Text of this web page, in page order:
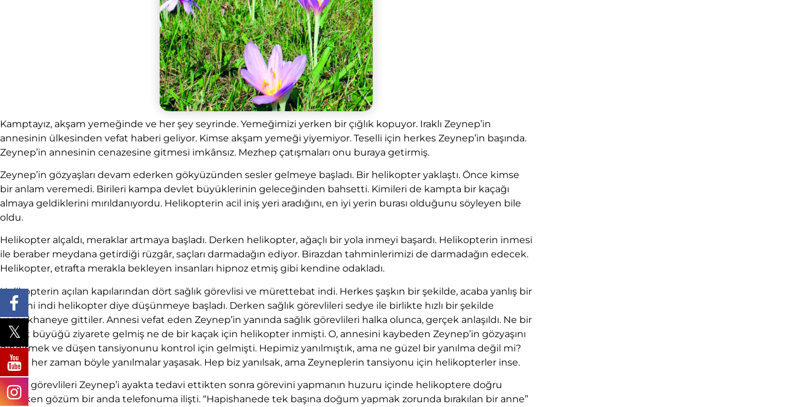
Kamptayız, akşam yemeğinde ve her şey seyrinde. Yemeğimizi yerken bir çığlık kopuyor. Iraklı Zeynep’in
annesinin ülkesinden vefat haberi geliyor. Kimse akşam yemeği yiyemiyor. Teselli için herkes Zeynep’in başında.
Zeynep’in annesinin cenazesine gitmesi imkânsız. Mezhep çatışmaları onu buraya getirmiş.
Zeynep’in gözyaşları devam ederken gökyüzünden sesler gelmeye başladı. Bir helikopter yaklaştı. Önce kimse
bir anlam veremedi. Birileri kampa devlet büyüklerinin geleceğinden bahsetti. Kimileri de kampta bir kaçağı
almaya geldiklerini mırıldanıyordu. Helikopterin acil iniş yeri aradığını, en iyi yerin burası olduğunu söyleyen bile
oldu.
Helikopter alçaldı, meraklar artmaya başladı. Derken helikopter, ağaçlı bir yola inmeyi başardı. Helikopterin inmesi
ile beraber meydana getirdiği rüzgâr, saçları darmadağın ediyor. Birazdan tahminlerimizi de darmadağın edecek.
Helikopter, etrafta merakla bekleyen insanları hipnoz etmiş gibi kendine odakladı.
Helikopterin açılan kapılarından dört sağlık görevlisi ve mürettebat indi. Herkes şaşkın bir şekilde, acaba yanlış bir
yere mi indi helikopter diye düşünmeye başladı. Derken sağlık görevlileri sedye ile birlikte hızlı bir şekilde
yemekhaneye gittiler. Annesi vefat eden Zeynep’in yanında sağlık görevlileri halka olunca, gerçek anlaşıldı. Ne bir
devlet büyüğü ziyarete gelmiş ne de bir kaçak için helikopter inmişti. O, annesini kaybeden Zeynep’in gözyaşını
dindirmek ve düşen tansiyonunu kontrol için gelmişti. Hepimiz yanılmıştık, ama ne güzel bir yanılma değil mi?
Keşke her zaman böyle yanılmalar yaşasak. Hep biz yanılsak, ama Zeyneplerin tansiyonu için helikopterler inse.
Sağlık görevlileri Zeynep’i ayakta tedavi ettikten sonra görevini yapmanın huzuru içinde helikoptere doğru
giderken gözüm bir anda telefonuma ilişti. “Hapishanede tek başına doğum yapmak zorunda bırakılan bir anne”